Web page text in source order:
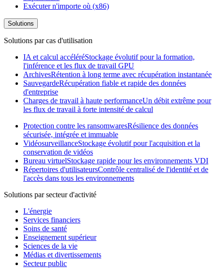
Exécuter n'importe où (x86)
Solutions
Solutions par cas d'utilisation
IA et calcul accéléréStockage évolutif pour la formation,
l'inférence et les flux de travail GPU
ArchivesRétention à long terme avec récupération instantanée
SauvegardeRécupération fiable et rapide des données
d'entreprise
Charges de travail à haute performanceUn débit extrême pour
les flux de travail à forte intensité de calcul
Protection contre les ransomwaresRésilience des données
sécurisée, intégrée et immuable
VidéosurveillanceStockage évolutif pour l'acquisition et la
conservation de vidéos
Bureau virtuelStockage rapide pour les environnements VDI
Répertoires d'utilisateursContrôle centralisé de l'identité et de
l'accès dans tous les environnements
Solutions par secteur d'activité
L'énergie
Services financiers
Soins de santé
Enseignement supérieur
Sciences de la vie
Médias et divertissements
Secteur public